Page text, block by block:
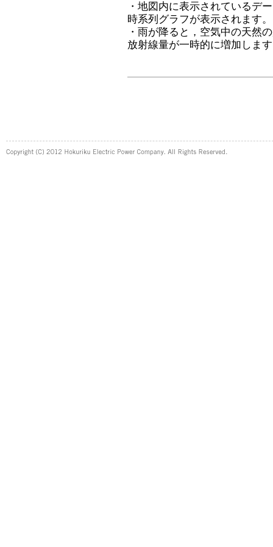
・地図内に表示されているデ
時系列グラフが表示されます。
・雨が降ると，空気中の天然
放射線量が一時的に増加しま